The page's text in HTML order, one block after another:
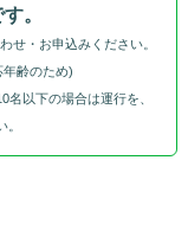
。
せ・お申込みください。
齢のため)
以下の場合は運行を、